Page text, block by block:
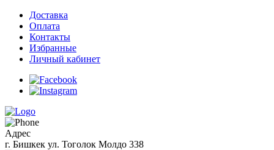
Доставка
Оплата
Контакты
Избранные
Личный кабинет
Адрес
г. Бишкек ул. Тоголок Молдо 338